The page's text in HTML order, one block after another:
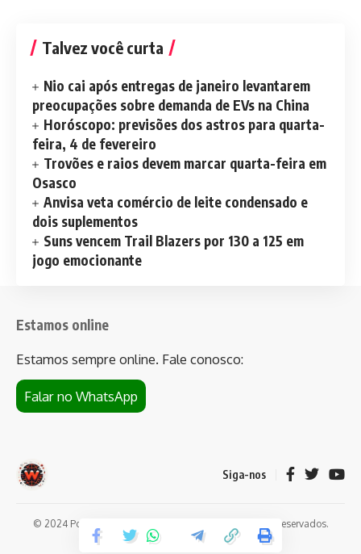
Talvez você curta
Nio cai após entregas de janeiro levantarem
preocupações sobre demanda de EVs na China
Horóscopo: previsões dos astros para quarta-
feira, 4 de fevereiro
Trovões e raios devem marcar quarta-feira em
Osasco
Anvisa veta comércio de leite condensado e
dois suplementos
Suns vencem Trail Blazers por 130 a 125 em
jogo emocionante
Estamos online
Estamos sempre online. Fale conosco:
Falar no WhatsApp
Siga-nos
© 2024 Portal de notícias Web Flush. Todos os direitos reservados.
Conheça
Bet da Sorte.